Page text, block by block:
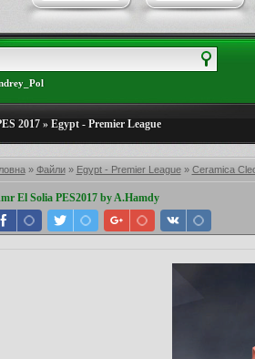
2017» Egypt - Premier League
» Файли» Egypt - Premier League» Ceramica
El Solia PES2017 by A.Hamdy